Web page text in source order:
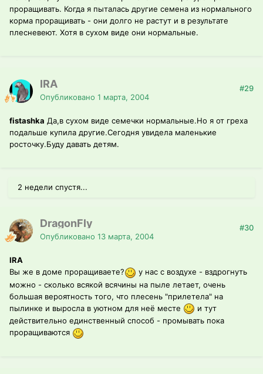
проращивать. Когда я пыталась другие семена из нормального
корма проращивать - они долго не растут и в результате
плесневеют. Хотя в сухом виде они нормальные.
IRA
Опубликовано 1 марта, 2004
#29
fistashka Да,в сухом виде семечки нормальные.Но я от греха
подальше купила другие.Сегодня увидела маленькие
росточку.Буду давать детям.
2 недели спустя...
DragonFly
Опубликовано 13 марта, 2004
#30
IRA
Вы же в доме проращиваете?
у нас с воздухе - вздрогнуть
можно - сколько всякой всячины на пыле летает, очень
большая вероятность того, что плесень "прилетела" на
пылинке и выросла в уютном для неё месте
и тут
действительно единственный способ - промывать пока
проращиваются